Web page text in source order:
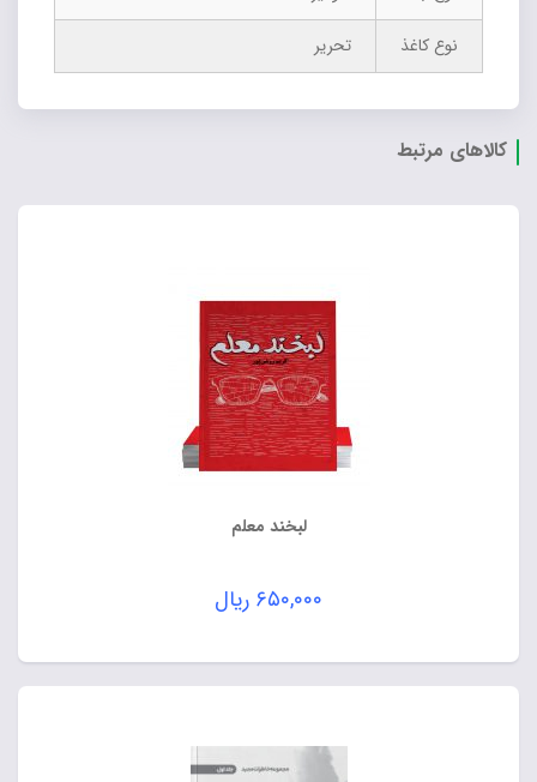
نوع کاغذ
تحریر
کالاهای مرتبط
لبخند معلم
۶۵۰,۰۰۰ ریال